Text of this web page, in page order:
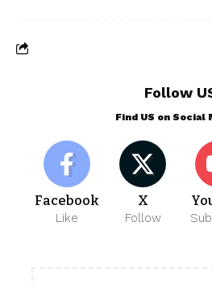
Follow
Find US on Social
Facebook
Like
X
Follow